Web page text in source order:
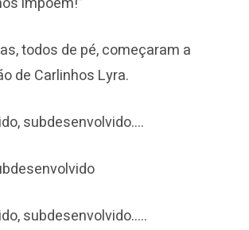
todos de pé, começaram a
de Carlinhos Lyra.
subdesenvolvido….
subdesenvolvido…..